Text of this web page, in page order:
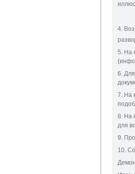
4.
5. На
6.
7. На
8. На
для
9.
10.